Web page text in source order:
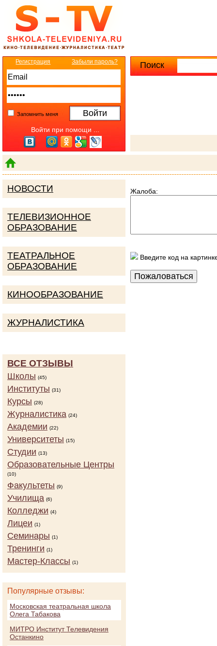
Поиск
Регистрация Забыли пароль?
Запомнить меня
Войти при помощи ...
Жалоба:
Введите код на
НОВОСТИ
ТЕЛЕВИЗИОННОЕ
ОБРАЗОВАНИЕ
ТЕАТРАЛЬНОЕ
ОБРАЗОВАНИЕ
КИНООБРАЗОВАНИЕ
ЖУРНАЛИСТИКА
ВСЕ ОТЗЫВЫ
Школы (45)
Институты (31)
Курсы (28)
Журналистика (24)
Академии (22)
Университеты (15)
Студии (13)
Образовательные Центры
(10)
Факультеты (9)
Училища (6)
Колледжи (4)
Лицеи (1)
Семинары (1)
Тренинги (1)
Мастер-Классы (1)
Популярные отзывы:
Московская театральная школа
Олега Табакова
МИТРО Институт Телевидения
Останкино